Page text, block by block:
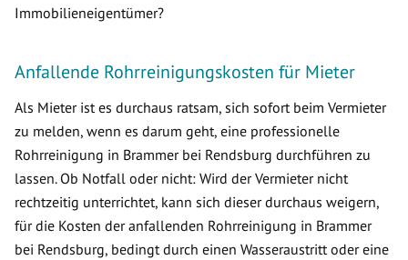
Immobilieneigentümer?
Anfallende Rohrreinigungskosten für Mieter
Als Mieter ist es durchaus ratsam, sich sofort beim Vermieter
zu melden, wenn es darum geht, eine professionelle
Rohrreinigung in Brammer bei Rendsburg durchführen zu
lassen. Ob Notfall oder nicht: Wird der Vermieter nicht
rechtzeitig unterrichtet, kann sich dieser durchaus weigern,
für die Kosten der anfallenden Rohrreinigung in Brammer
bei Rendsburg, bedingt durch einen Wasseraustritt oder eine